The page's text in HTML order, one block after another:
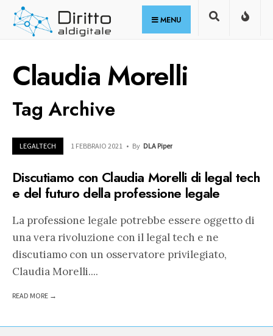
Skip
MENU
Claudia Morelli
Tag Archive
LEGALTECH 1 FEBBRAIO 2021 • By DLA Piper
Discutiamo con Claudia Morelli di legal tech
e del futuro della professione legale
La professione legale potrebbe essere oggetto di
una vera rivoluzione con il legal tech e ne
discutiamo con un osservatore privilegiato,
Claudia Morelli....
READ MORE →